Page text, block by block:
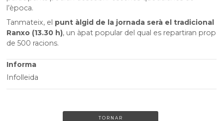
l’època.
Tanmateix, el punt àlgid de la jornada serà el tradicional
Ranxo (13.30 h), un àpat popular del qual es repartiran prop
de 500 racions.
Informa
Infolleida
TORNAR